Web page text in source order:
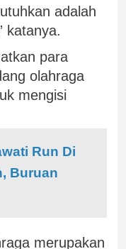
adalah
katanya.
para
olahraga
mengisi
Run Di
Buruan
merupakan